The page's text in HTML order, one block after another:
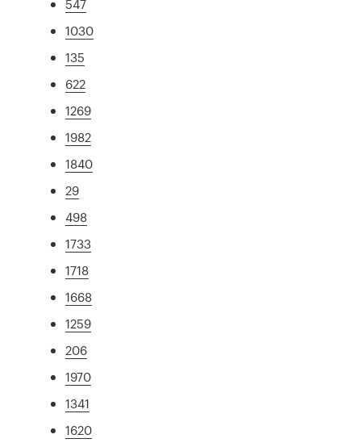
547
1030
135
622
1269
1982
1840
29
498
1733
1718
1668
1259
206
1970
1341
1620